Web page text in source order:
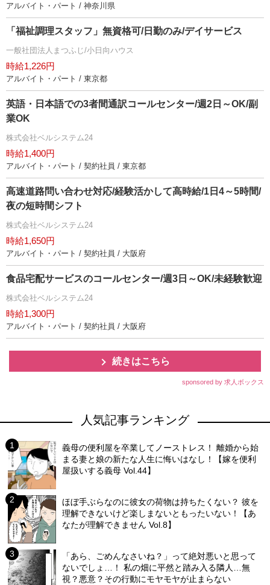
アルバイト・パート / 神奈川県
「福祉調理スタッフ」無資格可/日勤のみ/デイサービス
一般社団法人まつふじ/小日向ハウス
時給1,226円
アルバイト・パート / 東京都
英語・日本語での3者間通訳コールセンター/週2日～OK/副
業OK
株式会社ベルシステム24
時給1,400円
アルバイト・パート / 契約社員 / 東京都
高速道路問い合わせ対応/経験活かして高時給/1日4～5時間/
夜の短時間シフト
株式会社ベルシステム24
時給1,650円
アルバイト・パート / 契約社員 / 大阪府
食品宅配サービスのコールセンター/週3日～OK/未経験歓迎
株式会社ベルシステム24
時給1,300円
アルバイト・パート / 契約社員 / 大阪府
続きはこちら
sponsored by 求人ボックス
人気記事ランキング
義母の便利屋を卒業してノーストレス！ 離婚から始
まる妻と娘の新たな人生に悔いはなし！【嫁を便利
屋扱いする義母 Vol.44】
ほぼ手ぶらなのに彼女の荷物は持ちたくない？ 彼を
理解できないけど楽しまないともったいない！【あ
なたが理解できません Vol.8】
「あら、ごめんなさいね？」って絶対悪いと思って
ないでしょ…！ 私の畑に平然と踏み入る隣人…無
視？悪意？その行動にモヤモヤが止まらない